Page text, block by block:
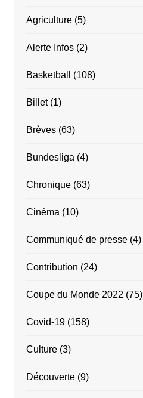
Agriculture(5)
Alerte Infos(2)
Basketball (108)
Billet(1)
Brèves(63)
Bundesliga (4)
Chronique(63)
Cinéma (10)
Communiqué de presse(4)
Contribution (24)
Coupe du Monde 2022 (75)
Covid-19(158)
Culture(3)
Découverte(9)